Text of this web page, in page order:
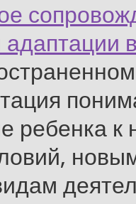
адаптации
ребенка к